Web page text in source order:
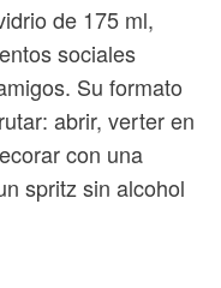
de 175 ml,
sociales
Su formato
abrir, verter en
con una
spritz sin alcohol